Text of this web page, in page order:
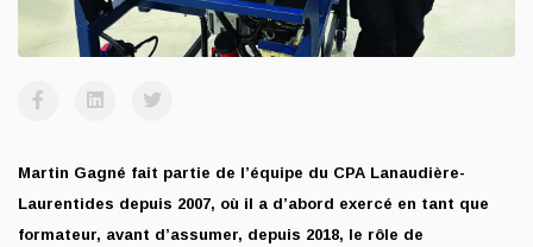
Martin Gagné fait partie de l’équipe du CPA Lanaudière-
Laurentides depuis 2007, où il a d’abord exercé en tant que
formateur, avant d’assumer, depuis 2018, le rôle de